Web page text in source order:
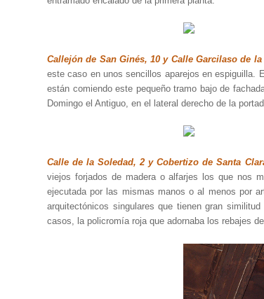
Callejón de San Ginés, 10 y Calle Garcilaso de la
este caso en unos sencillos aparejos en espiguilla.
están comiendo este pequeño tramo bajo de
Domingo el Antiguo, en el lateral derecho de la
Calle de la Soledad, 2 y Cobertizo de Santa
viejos forjados de madera o alfarjes los que nos
ejecutada por las mismas manos o al menos por
arquitectónicos singulares que tienen gran
casos, la policromía roja que adornaba los rebajes